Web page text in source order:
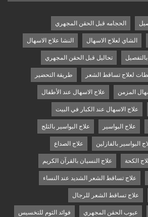
الحجامه قبل الحقن المجهري
الشاي لعلاج الاسهال النشا علاج الاسهال
تحاليل قبل الحقن المجهري
لعلاج تساقط الشعر طريقة التحضير
المزمن علاج الاسهال عند الأطفال
علاج الاسهال عند الكبار في البيت
علاج البواسير علاج البواسير بالثلج
البواسير بالفازلين علاج الصداع
الكحة علاج النسيان بالقرآن الكريم
علاج تساقط الشعر الشديد عند النساء
علاج تساقط الشعر للرجال
عيوب الحقن المجهري فوائد الثوم للتخسيس